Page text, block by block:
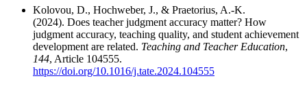
Kolovou, D., Hochweber, J., & Praetorius, A.-K.
(2024). Does teacher judgment accuracy matter? How
judgment accuracy, teaching quality, and student achievement
development are related. Teaching and Teacher Education,
144, Article 104555.
https://doi.org/10.1016/j.tate.2024.104555